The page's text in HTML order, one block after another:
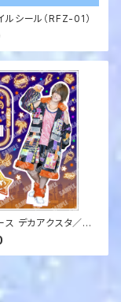
ルシール（RFZ-01）
ス デカアクスタ／か
05）